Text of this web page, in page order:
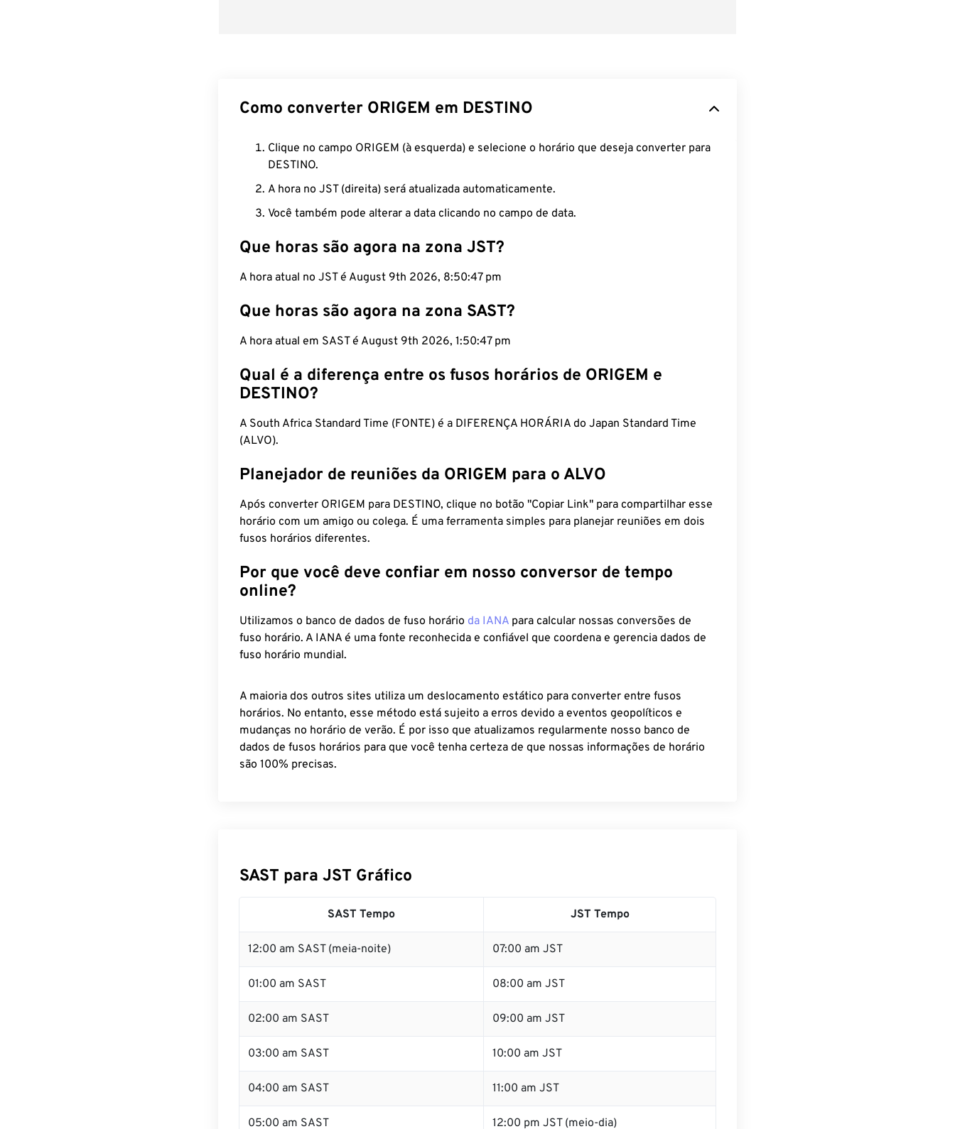
Como converter ORIGEM em DESTINO
Clique no campo ORIGEM (à esquerda) e selecione o horário que deseja converter para
DESTINO.
A hora no JST (direita) será atualizada automaticamente.
Você também pode alterar a data clicando no campo de data.
Que horas são agora na zona JST?
A hora atual no JST é August 9th 2026, 8:50:48 pm
Que horas são agora na zona SAST?
A hora atual em SAST é August 9th 2026, 1:50:48 pm
Qual é a diferença entre os fusos horários de ORIGEM e
DESTINO?
A South Africa Standard Time (FONTE) é a DIFERENÇA HORÁRIA do Japan Standard Time
(ALVO).
Planejador de reuniões da ORIGEM para o ALVO
Após converter ORIGEM para DESTINO, clique no botão "Copiar Link" para compartilhar esse
horário com um amigo ou colega. É uma ferramenta simples para planejar reuniões em dois
fusos horários diferentes.
Por que você deve confiar em nosso conversor de tempo
online?
Utilizamos o banco de dados de fuso horário da IANA para calcular nossas conversões de
fuso horário. A IANA é uma fonte reconhecida e confiável que coordena e gerencia dados de
fuso horário mundial.
A maioria dos outros sites utiliza um deslocamento estático para converter entre fusos
horários. No entanto, esse método está sujeito a erros devido a eventos geopolíticos e
mudanças no horário de verão. É por isso que atualizamos regularmente nosso banco de
dados de fusos horários para que você tenha certeza de que nossas informações de horário
são 100% precisas.
SAST para JST Gráfico
SAST Tempo JST Tempo
12:00 am SAST (meia-noite) 07:00 am JST
01:00 am SAST 08:00 am JST
02:00 am SAST 09:00 am JST
03:00 am SAST 10:00 am JST
04:00 am SAST 11:00 am JST
05:00 am SAST 12:00 pm JST (meio-dia)